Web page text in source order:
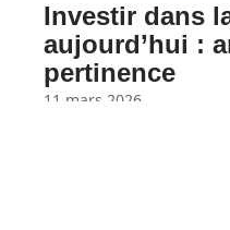
Investir dans
aujourd’hui :
pertinence
11 mars 2026